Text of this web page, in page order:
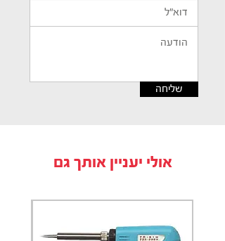
שליחה
אולי יעניין אותך גם